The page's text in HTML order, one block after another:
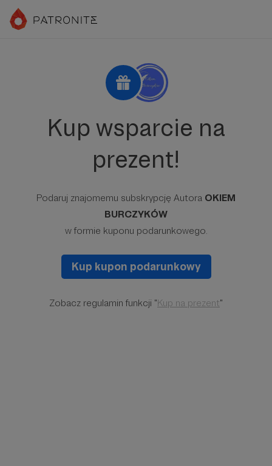
Kup wsparcie na
prezent!
Podaruj znajomemu subskrypcję Autora OKIEM
BURCZYKÓW
w formie kuponu podarunkowego.
Kup kupon podarunkowy
Zobacz regulamin funkcji "Kup na prezent"